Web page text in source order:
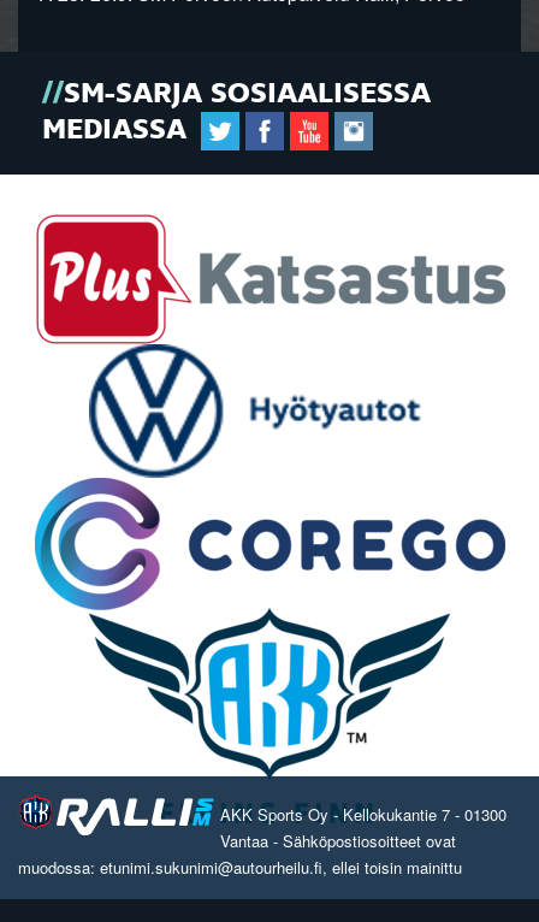
SM-SARJA SOSIAALISESSA
MEDIASSA
AKK Sports Oy - Kellokukantie 7 - 01300
Vantaa - Sähköpostiosoitteet ovat
muodossa: etunimi.sukunimi@autourheilu.fi, ellei toisin mainittu